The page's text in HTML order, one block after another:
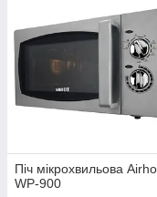
Піч мікрохвильова
WP-900